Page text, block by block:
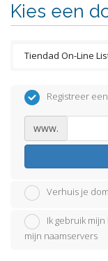
Kies een
Registreer
www.
Verhuis je
Ik gebruik
mijn naamservers